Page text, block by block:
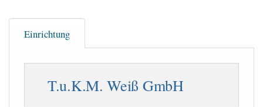
Einrichtung
T.u.K.M. Weiß GmbH